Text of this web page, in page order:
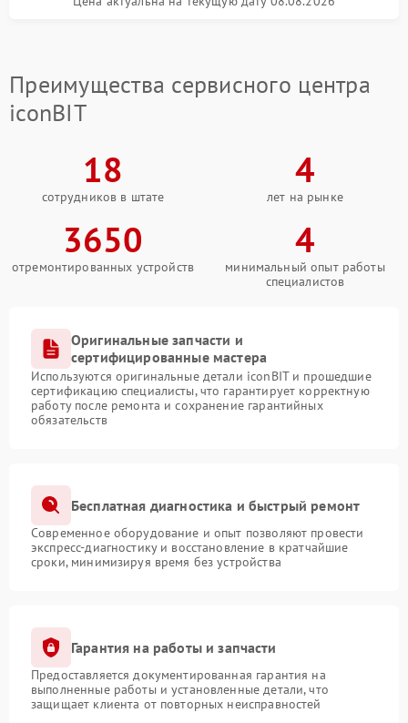
Преимущества сервисного центра
iconBIT
18
сотрудников в штате
4
лет на рынке
3650
отремонтированных устройств
4
минимальный опыт работы
специалистов
Оригинальные запчасти и
сертифицированные мастера
Используются оригинальные детали iconBIT и прошедшие
сертификацию специалисты, что гарантирует корректную
работу после ремонта и сохранение гарантийных
обязательств
Бесплатная диагностика и быстрый ремонт
Современное оборудование и опыт позволяют провести
экспресс-диагностику и восстановление в кратчайшие
сроки, минимизируя время без устройства
Гарантия на работы и запчасти
Предоставляется документированная гарантия на
выполненные работы и установленные детали, что
защищает клиента от повторных неисправностей